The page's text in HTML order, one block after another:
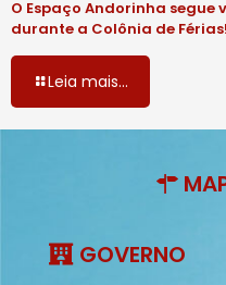
O Espaço Andorinha
durante a Colônia de Férias!
Leia mais...
GOVERNO